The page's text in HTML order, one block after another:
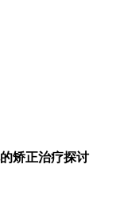
矫正治疗探讨